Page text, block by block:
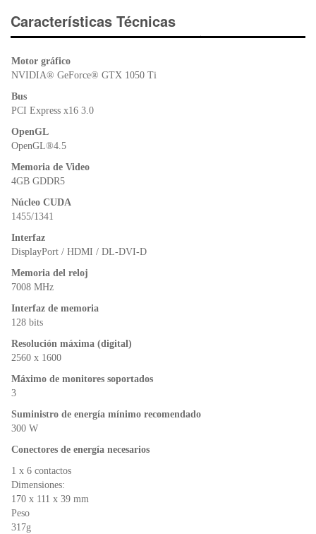
e
b
o
er s
A
p
ri
e
dl
Características Técnicas
Motor gráfico
NVIDIA® GeForce® GTX 1050 Ti
Bus
PCI Express x16 3.0
OpenGL
OpenGL®4.5
Memoria de Video
4GB GDDR5
Núcleo CUDA
1455/1341
Interfaz
DisplayPort / HDMI / DL-DVI-D
Memoria del reloj
7008 MHz
Interfaz de memoria
128 bits
Resolución máxima (digital)
2560 x 1600
Máximo de monitores soportados
3
Suministro de energía mínimo recomendado
300 W
Conectores de energía necesarios
1 x 6 contactos
Dimensiones:
170 x 111 x 39 mm
Peso
317g